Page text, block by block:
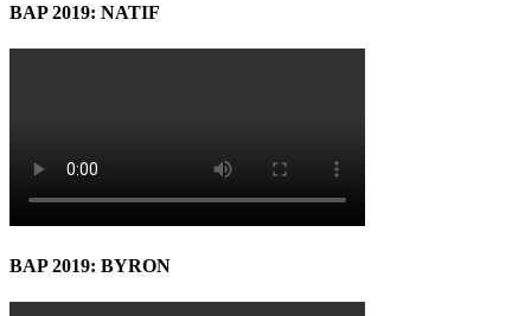
BAP 2019: NATIF
BAP 2019: BYRON